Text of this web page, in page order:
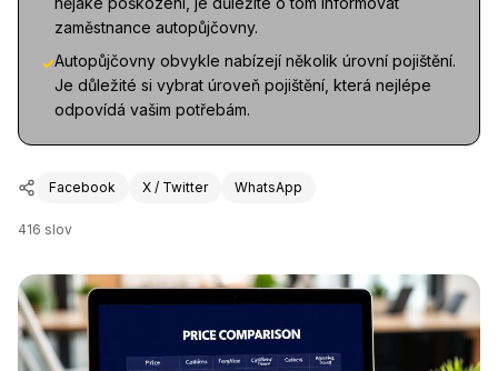
zaměstnance autopůjčovny.
✓Autopůjčovny obvykle nabízejí několik úrovní pojištění.
Je důležité si vybrat úroveň pojištění, která nejlépe
odpovídá vašim potřebám.
Facebook X / Twitter WhatsApp
416 slov